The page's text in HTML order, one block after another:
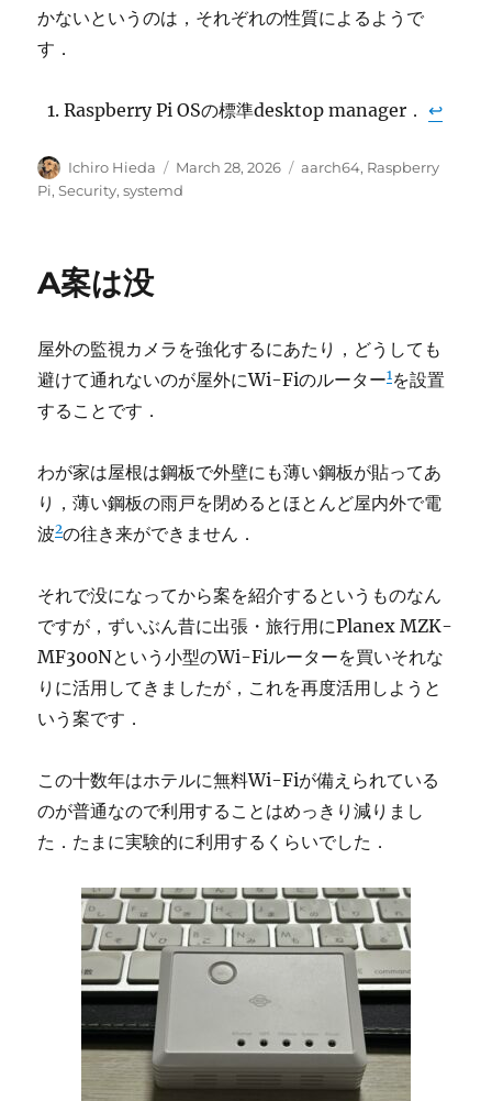
かないというのは，それぞれの性質によるようで
す．
Raspberry Pi OSの標準desktop manager．↩︎
Author
Ichiro Hieda
Posted
on
March 28, 2026 Categories
aarch64, Raspberry
Pi,Security,systemd
A案は没
屋外の監視カメラを強化するにあたり，どうしても
避けて通れないのが屋外にWi-Fiのルーター1を設置
することです．
わが家は屋根は鋼板で外壁にも薄い鋼板が貼ってあ
り，薄い鋼板の雨戸を閉めるとほとんど屋内外で電
波2の往き来ができません．
それで没になってから案を紹介するというものなん
ですが，ずいぶん昔に出張・旅行用にPlanex MZK-
MF300Nという小型のWi-Fiルーターを買いそれな
りに活用してきましたが，これを再度活用しようと
いう案です．
この十数年はホテルに無料Wi-Fiが備えられている
のが普通なので利用することはめっきり減りまし
た．たまに実験的に利用するくらいでした．